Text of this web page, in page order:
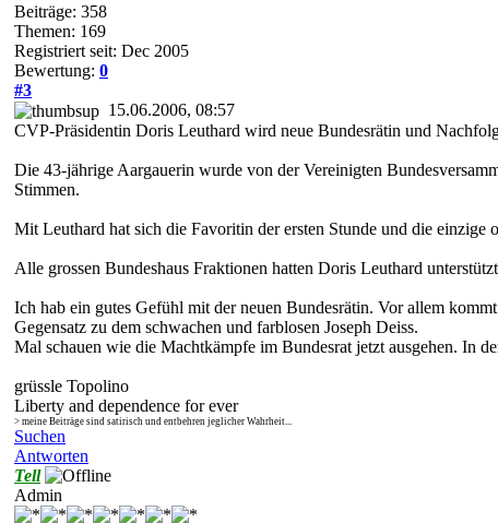
Beiträge: 358
Themen: 169
Registriert seit: Dec 2005
Bewertung: 0
#3
15.06.2006, 08:57
CVP-Präsidentin Doris Leuthard wird neue Bundesrätin und
Die 43-jährige Aargauerin wurde von der Vereinigten
Stimmen.
Mit Leuthard hat sich die Favoritin der ersten Stunde und die
Alle grossen Bundeshaus Fraktionen hatten Doris Leuthard
Ich hab ein gutes Gefühl mit der neuen Bundesrätin. Vor allem
Gegensatz zu dem schwachen und farblosen Joseph Deiss.
Mal schauen wie die Machtkämpfe im Bundesrat jetzt ausgehen. In
grüssle Topolino
Liberty and dependence for ever
> meine Beiträge sind satirisch und entbehren jeglicher Wahrheit...
Suchen
Antworten
Tell
Admin